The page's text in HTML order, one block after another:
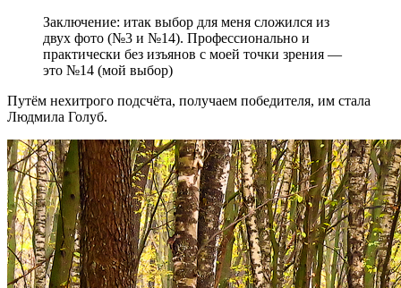
Заключение: итак выбор для меня сложился из
двух фото (№3 и №14). Профессионально и
практически без изъянов с моей точки зрения —
это №14 (мой выбор)
Путём нехитрого подсчёта, получаем победителя, им стала
Людмила Голуб.